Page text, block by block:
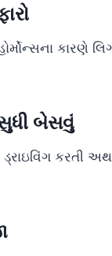
બેસવું
કરતી